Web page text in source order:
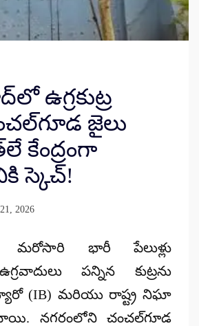
ఉగ్రకుట్ర
జైలు
కేంద్రంగా
స్కెచ్!
2026
మరోసారి భారీ పేలుళ్లు
పన్నిన కుట్రను
(IB) మరియు రాష్ట్ర నిఘా
నగరంలోని చంచల్‌గూడ